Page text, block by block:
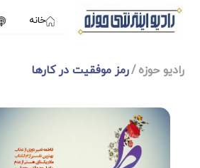
خانه
رادیو حوزه رمز موفقیت در کارها